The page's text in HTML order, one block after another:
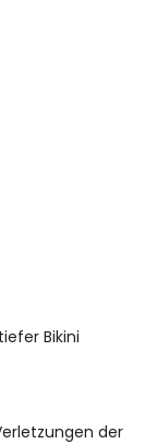
Bikini
der